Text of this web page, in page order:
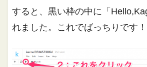
すると、黒い枠の中に「
れました。これでばっちりです！